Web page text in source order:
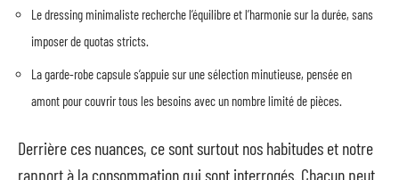
Le dressing minimaliste recherche l’équilibre et l’harmonie sur la durée, sans
imposer de quotas stricts.
La garde-robe capsule s’appuie sur une sélection minutieuse, pensée en
amont pour couvrir tous les besoins avec un nombre limité de pièces.
Derrière ces nuances, ce sont surtout nos habitudes et notre
rapport à la consommation qui sont interrogés. Chacun peut